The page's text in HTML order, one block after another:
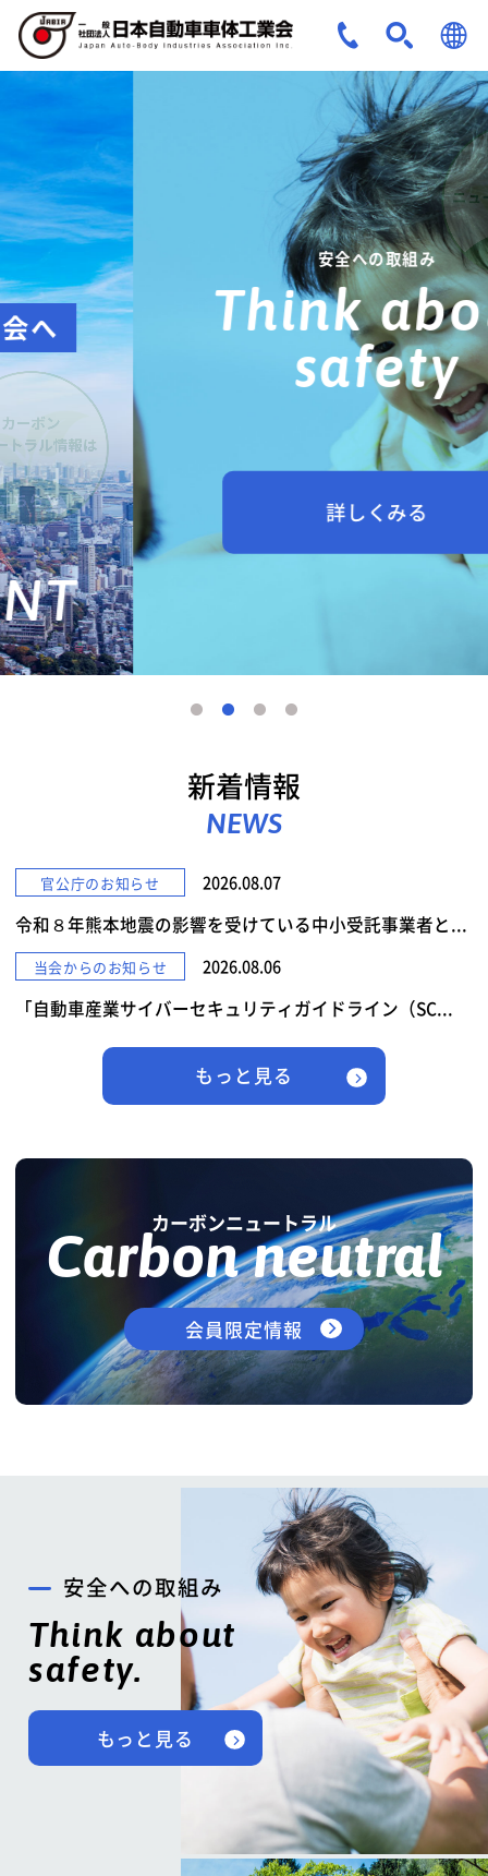
JPN
ENG
安全への取組み
Think about
safety
新着情報
NEWS
官公庁のお知らせ 2026.08.07
令和８年熊本地震の影響を受けている中小受託事業者と...
当会からのお知らせ 2026.08.06
「自動車産業サイバーセキュリティガイドライン（SC...
もっと見る
カーボンニュートラル
Carbon neutral
会員限定情報
安全への取組み
Think about
safety.
もっと見る